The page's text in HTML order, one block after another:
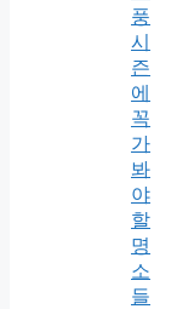
풍
시
즌
에
꼭
가
봐
야
할
명
소
들